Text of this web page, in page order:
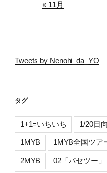
« 11月
Tweets by Nenohi_da_YO
タグ
1+1=いちいち 1/20日向
1MYB 1MYB全国ツア
2MYB 02「パセツー」